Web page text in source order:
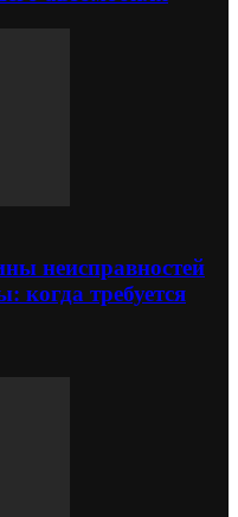
неисправностей
когда требуется